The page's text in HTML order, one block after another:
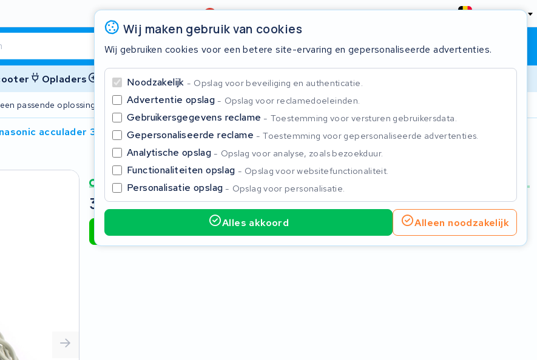
Beoordeling4,6/5 België
Winkelwagen Inloggen
Opladers Accessoires
passende oplossing 2 jaar garantie
Wij maken gebruik van cookies
Wij gebruiken cookies voor een betere site-ervaring en gepersonaliseerde advertenties.
Noodzakelijk Opslag voor beveiliging en authenticatie.
Advertentie opslag Opslag voor reclamedoeleinden.
Gebruikersgegevens reclame Toestemming voor versturen gebruikersdata.
Gepersonaliseerde reclame Toestemming voor gepersonaliseerde advertenties.
Analytische opslag Opslag voor analyse, zoals bezoekduur.
Functionaliteiten opslag Opslag voor websitefunctionaliteit.
Personalisatie opslag Opslag voor personalisatie.
Alles akkoord Alleen noodzakelijk
acculader 36V
320,00Incl. BTW
Sluiten
Begin te typen in de zoekbalk om te zoeken